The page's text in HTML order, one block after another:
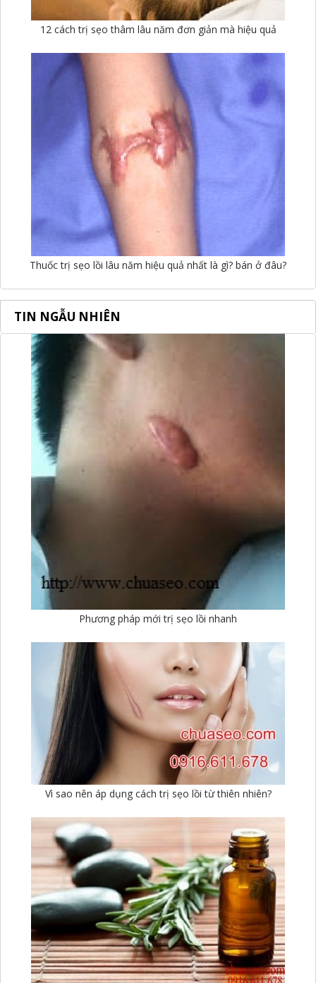
12 cách trị sẹo thâm lâu năm đơn giản mà hiệu quả
Thuốc trị sẹo lồi lâu năm hiệu quả nhất là gì? bán ở đâu?
TIN NGẪU NHIÊN
Phương pháp mới trị sẹo lồi nhanh
Vì sao nên áp dụng cách trị sẹo lồi từ thiên nhiên?